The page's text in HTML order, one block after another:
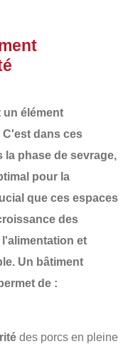
un élément
dans ces
phase de sevrage,
pour la
que ces espaces
des
et
. Un bâtiment
de :
des porcs en pleine